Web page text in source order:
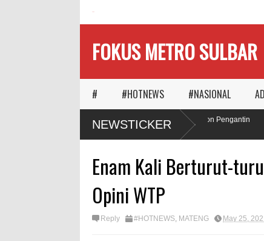
FOKUS METRO SULBAR
# #HOTNEWS #NASIONAL
NEWSTICKERMAPIA Ajak Calon Pengantin
Tanam Pohon
Enam Kali Berturut-
Opini WTP
Reply #HOTNEWS, MATENG May 25,